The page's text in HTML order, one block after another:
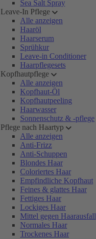
Sea Salt Spray
Leave-In Pflege
Alle anzeigen
Haaröl
Haarserum
Sprühkur
Leave-in Conditioner
Haarpflegesets
Kopfhautpflege
Alle anzeigen
Kopfhaut-Öl
Kopfhautpeeling
Haarwasser
Sonnenschutz & -pflege
Pflege nach Haartyp
Alle anzeigen
Anti-Frizz
Anti-Schuppen
Blondes Haar
Coloriertes Haar
Empfindliche Kopfhaut
Feines & glattes Haar
Fettiges Haar
Lockiges Haar
Mittel gegen Haarausfall
Normales Haar
Trockenes Haar